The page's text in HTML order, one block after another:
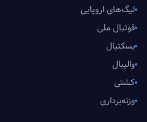
لیگ‌های اروپایی
فوتبال ملی
بسکتبال
والیبال
کشتی
وزنه‌برداری